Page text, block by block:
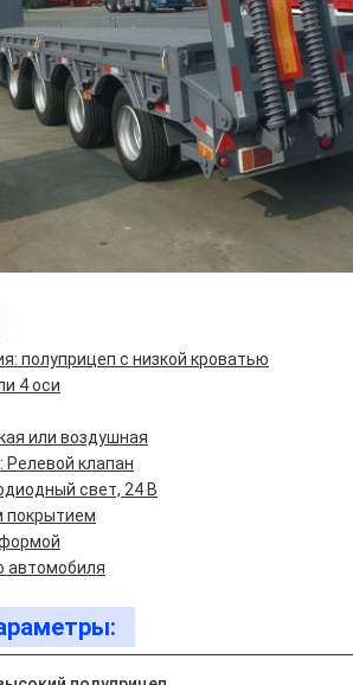
полуприцеп с низкой кроватью
4 оси
или воздушная
клапан
свет, 24 В
покрытием
автомобиля